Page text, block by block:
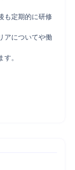
も定期的に研修
アについてや働
。